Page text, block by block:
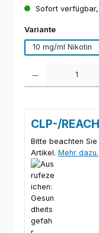
Sofort
Varianteauswählen
10 mg/ml Nikotin
CLP-/
Bitte beachten
Artikel. Mehr dazu.